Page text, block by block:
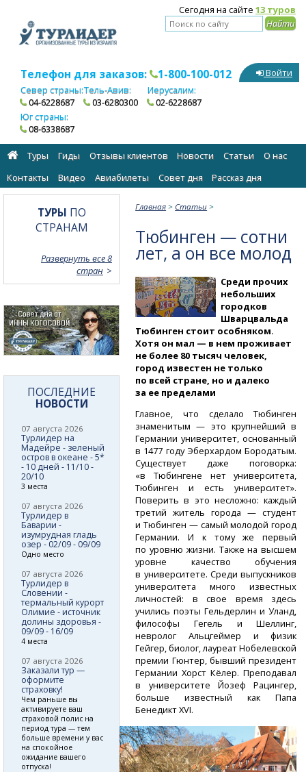
Сегодня на сайте 13 туров
Телефон для заказов: 1-800-100-012
Север страны:
04-6228687
Тель-Авив:
03-6280300
Иерусалим:
02-6228687
Юг страны:
08-6338687
Войти
Туры Гиды Отзывы клиентов Новости Статьи
О нас
Контакты
Видео Авиабилеты Cовет дня Рассказ дня
Главная > Статьи >
Тюбинген — сотни
лет, а он все молод
Среди прочих
небольших
городков
Шварцвальда
Тюбинген стоит особняком.
Хотя он мал — в нем проживает
не более 80 тысяч человек,
город известен не только
по всей стране, но и далеко
за ее пределами
Главное, что сделало Тюбинген
знаменитым — это крупнейший в
Германии университет, основанный
в 1477 году Эберхардом Бородатым.
Существует даже поговорка:
«в Тюбингене нет университета,
Тюбинген и есть университет».
Поверить в это несложно: каждый
третий житель города — студент
и Тюбинген — самый молодой город
Германии. И к тому же первый
по уровню жизни. Также на высшем
уровне качество обучения
в университете. Среди выпускников
университета много известных
личностей: в свое время здесь
учились поэты Гельдерлин и Уланд,
философы Гегель и Шеллинг,
невролог Альцгеймер и физик
Гейгер, биолог, лауреат Нобелевской
премии Гюнтер, бывший президент
Германии Хорст Кёлер. Преподавал
в университете Йозеф Рацингер,
больше известный как Папа
Бенедикт XVI.
ТУРЫ ПО
СТРАНАМ
Развернуть все 8
стран
ПОСЛЕДНИЕ
НОВОСТИ
07 августа 2026
Турлидер на
Мадейре - зеленый
остров в океане - 5*
- 10 дней - 11/10 -
20/10
3 места
07 августа 2026
Турлидер в
Баварии -
изумрудная гладь
озер - 02/09 - 09/09
Одно место
07 августа 2026
Турлидер в
Словении -
термальный курорт
Олимие - источник
долины здоровья -
09/09 - 16/09
4 места
07 августа 2026
Заказали тур —
оформите
страховку!
Чем раньше вы
активируете ваш
страховой полис на
период тура — тем
больше времени у вас
на спокойное
ожидание вашего
отпуска!